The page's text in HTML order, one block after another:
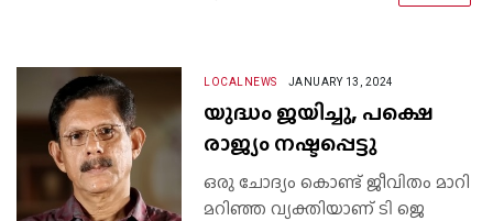
LOCALNEWS JANUARY 13, 2024
യുദ്ധം ജയിച്ചു, പക്ഷെ
രാജ്യം നഷ്ടപ്പെട്ടു
ഒരു ചോദ്യം കൊണ്ട് ജീവിതം മാറി
മറിഞ്ഞ വ്യക്തിയാണ് ടി ജെ